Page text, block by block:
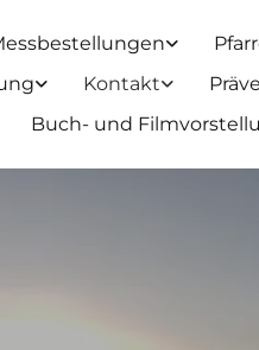
Kontakt
Buch- und